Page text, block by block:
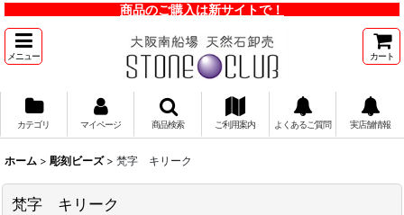
商品のご購入は新サイトで！
メニュー カート
カテゴリ マイページ 商品検索 ご利用案内 よくあるご質問 実店舗情報
ホーム > 彫刻ビーズ > 梵字 キリーク
梵字 キリーク